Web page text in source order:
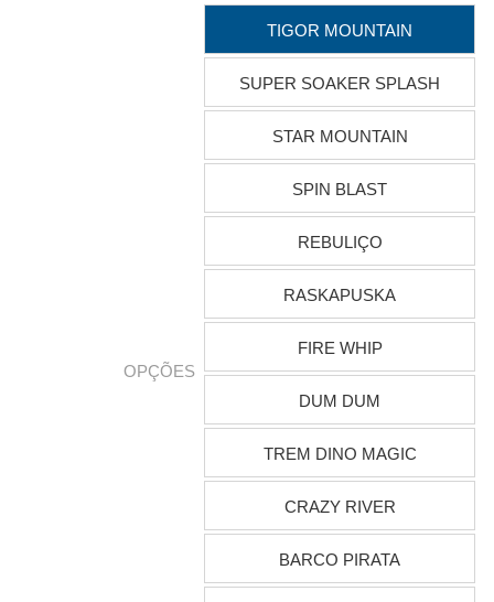
OPÇÕES
TIGOR MOUNTAIN
SUPER SOAKER SPLASH
STAR MOUNTAIN
SPIN BLAST
REBULIÇO
RASKAPUSKA
FIRE WHIP
DUM DUM
TREM DINO MAGIC
CRAZY RIVER
BARCO PIRATA